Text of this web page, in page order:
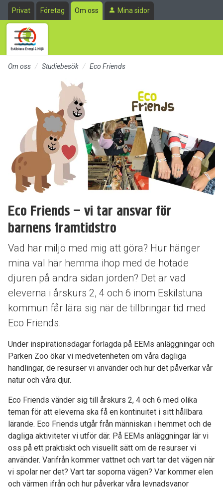
Till sidans huvudinnehåll
Privat Företag Om oss Mina sidor
Om oss Studiebesök Eco Friends
Eco Friends – vi tar ansvar för
barnens framtidstro
Vad har miljö med mig att göra? Hur hänger
mina val här hemma ihop med de hotade
djuren på andra sidan jorden? Det är vad
eleverna i årskurs 2, 4 och 6 inom Eskilstuna
kommun får lära sig när de tillbringar tid med
Eco Friends.
Under inspirationsdagar förlagda på EEMs anläggningar och
Parken Zoo ökar vi medvetenheten om våra dagliga
handlingar, de resurser vi använder och hur det påverkar vår
natur och våra djur.
Eco Friends vänder sig till årskurs 2, 4 och 6 med olika
teman för att eleverna ska få en kontinuitet i sitt hållbara
lärande. Eco Friends utgår från människan i hemmet och de
dagliga aktiviteter vi utför där. På EEMs anläggningar lär vi
oss på ett praktiskt och visuellt sätt om de resurser vi
använder. Varifrån kommer vattnet och vart tar det vägen när
vi spolar ner det? Vart tar soporna vägen? Var kommer elen
och värmen ifrån och hur påverkar våra levnadsvanor